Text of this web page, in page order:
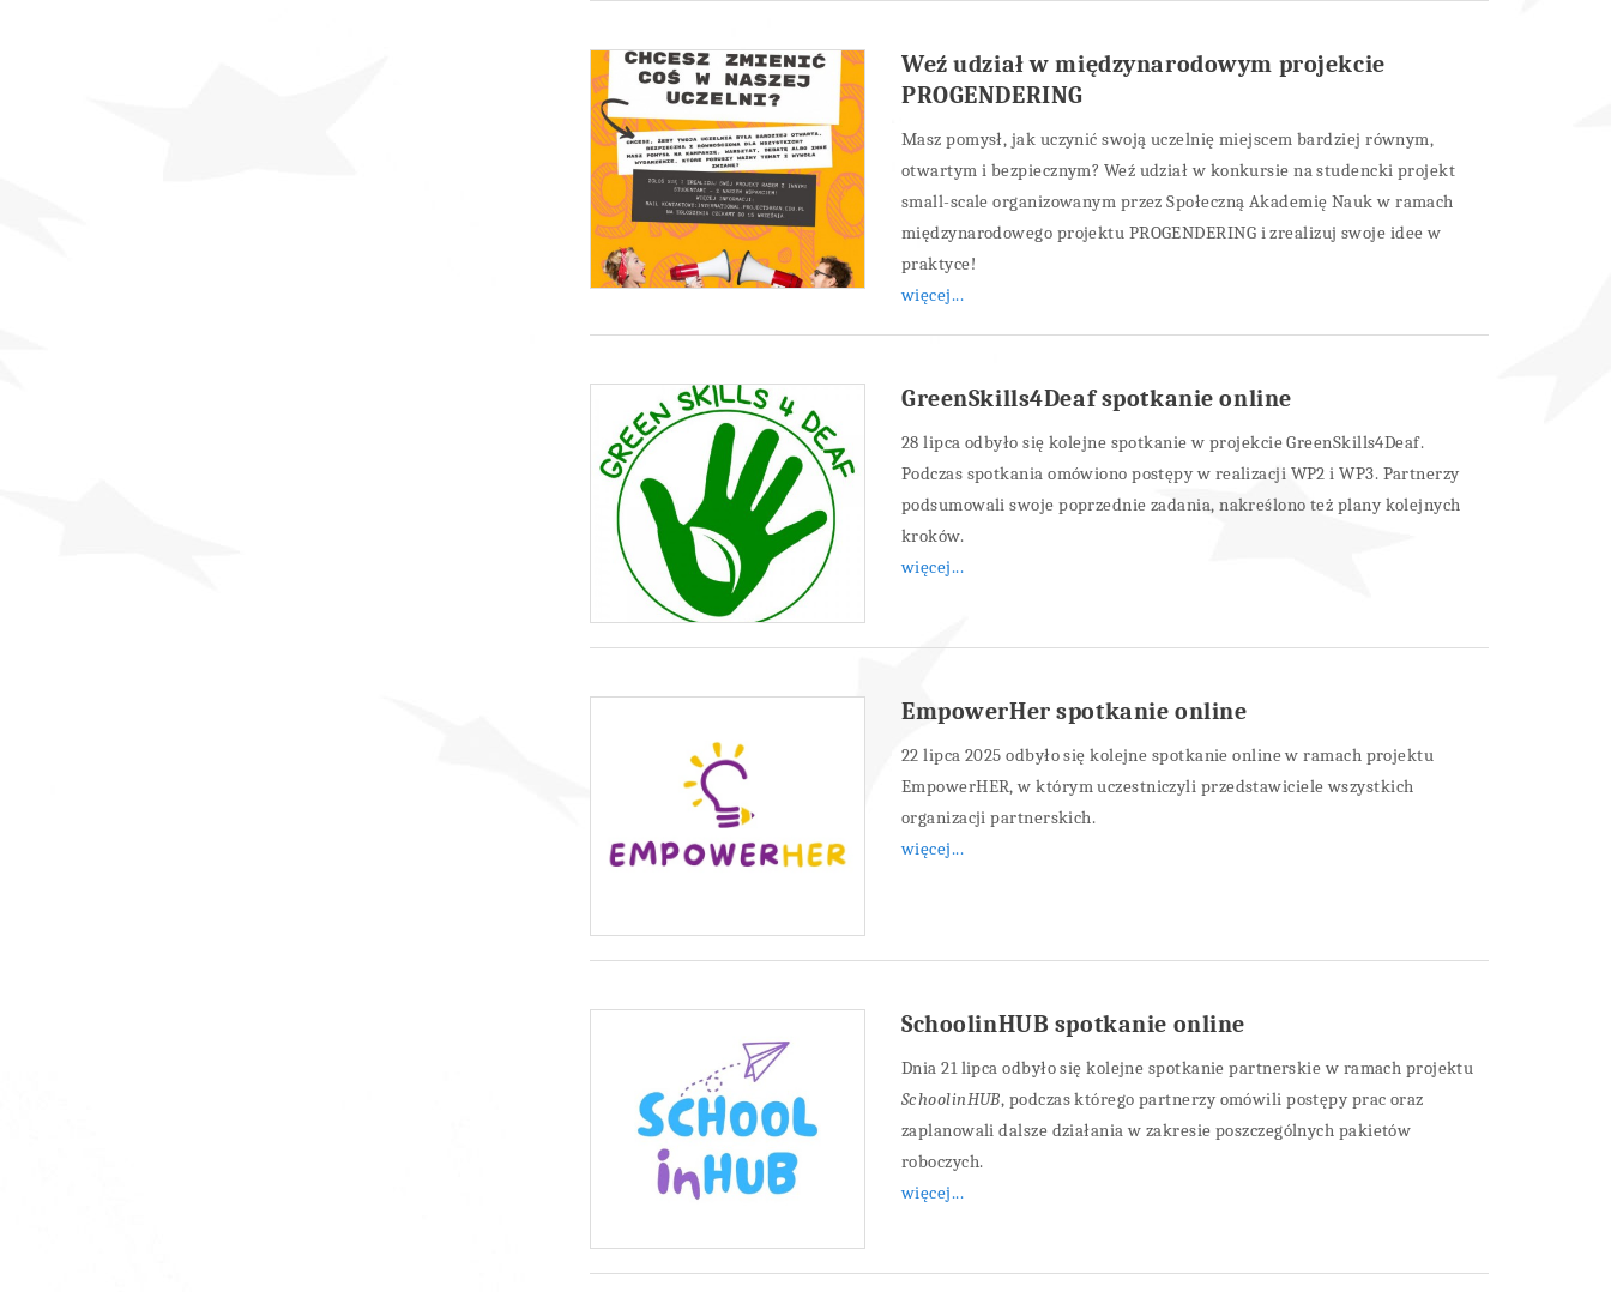
Weź udział w międzynarodowym projekcie
PROGENDERING
Masz pomysł, jak uczynić swoją uczelnię miejscem bardziej równym,
otwartym i bezpiecznym? Weź udział w konkursie na studencki projekt
small-scale organizowanym przez Społeczną Akademię Nauk w ramach
międzynarodowego projektu PROGENDERING i zrealizuj swoje idee w
praktyce!
więcej...
GreenSkills4Deaf spotkanie online
28 lipca odbyło się kolejne spotkanie w projekcie GreenSkills4Deaf.
Podczas spotkania omówiono postępy w realizacji WP2 i WP3. Partnerzy
podsumowali swoje poprzednie zadania, nakreślono też plany kolejnych
kroków.
więcej...
EmpowerHer spotkanie online
22 lipca 2025 odbyło się kolejne spotkanie online w ramach projektu
EmpowerHER, w którym uczestniczyli przedstawiciele wszystkich
organizacji partnerskich.
więcej...
SchoolinHUB spotkanie online
Dnia 21 lipca odbyło się kolejne spotkanie partnerskie w ramach projektu
SchoolinHUB, podczas którego partnerzy omówili postępy prac oraz
zaplanowali dalsze działania w zakresie poszczególnych pakietów
roboczych.
więcej...